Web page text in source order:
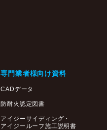
専門業者様向け資料
CADデータ
防耐火認定図書
アイジーサイディング・
アイジールーフ施工説明書